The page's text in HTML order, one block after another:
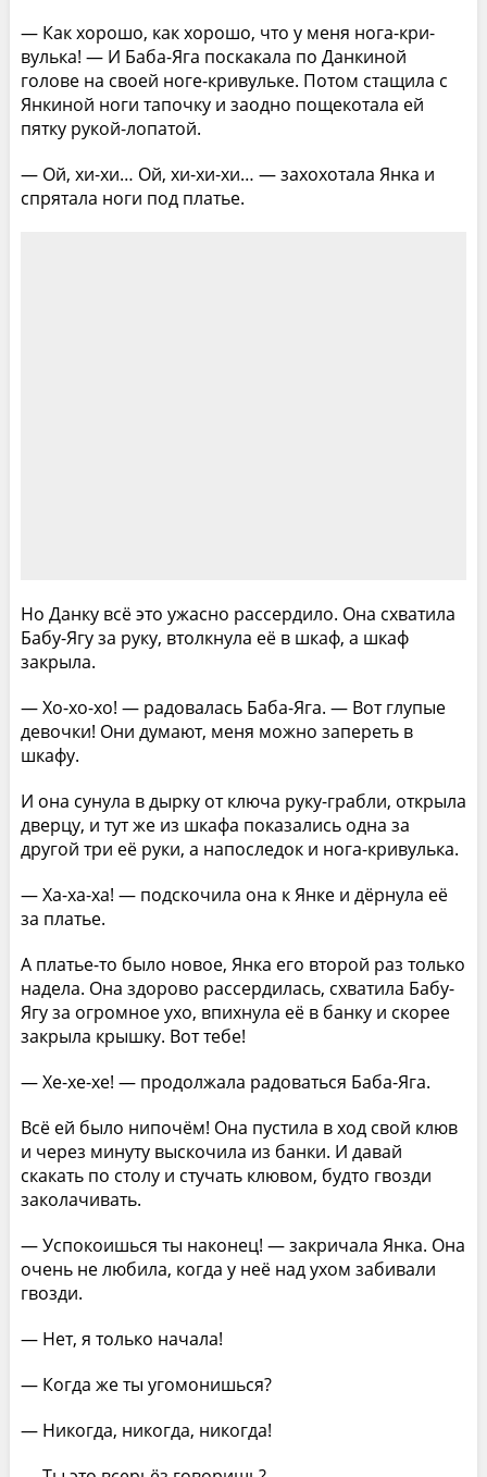
— Как хорошо, как хорошо, что у меня нога-кри­
вулька! — И Баба-Яга поскакала по Данкиной
голове на своей ноге-кривульке. Потом стащила с
Янкиной ноги тапочку и заодно пощекотала ей
пятку рукой-лопатой.
— Ой, хи-хи… Ой, хи-хи-хи… — захохотала Янка и
спрятала ноги под платье.
Но Данку всё это ужасно рассердило. Она схвати­ла
Бабу-Ягу за руку, втолкнула её в шкаф, а шкаф
закрыла.
— Хо-хо-хо! — радовалась Баба-Яга. — Вот глупые
девочки! Они думают, меня можно запереть в
шкафу.
И она сунула в дырку от ключа руку-грабли, от­крыла
дверцу, и тут же из шкафа показались одна за
другой три её руки, а напоследок и нога-кривулька.
— Ха-ха-ха! — подскочила она к Янке и дёрнула её
за платье.
А платье-то было новое, Янка его второй раз толь­ко
надела. Она здорово рассердилась, схватила Бабу-
Ягу за огромное ухо, впихнула её в банку и скорее
закрыла крышку. Вот тебе!
— Хе-хе-хе! — продолжала радоваться Баба-Яга.
Всё ей было нипочём! Она пустила в ход свой клюв
и через минуту выскочила из банки. И давай
скакать по столу и стучать клювом, будто гвозди
заколачивать.
— Успокоишься ты наконец! — закричала Янка. Она
очень не любила, когда у неё над ухом забивали
гвозди.
— Нет, я только начала!
— Когда же ты угомонишься?
— Никогда, никогда, никогда!